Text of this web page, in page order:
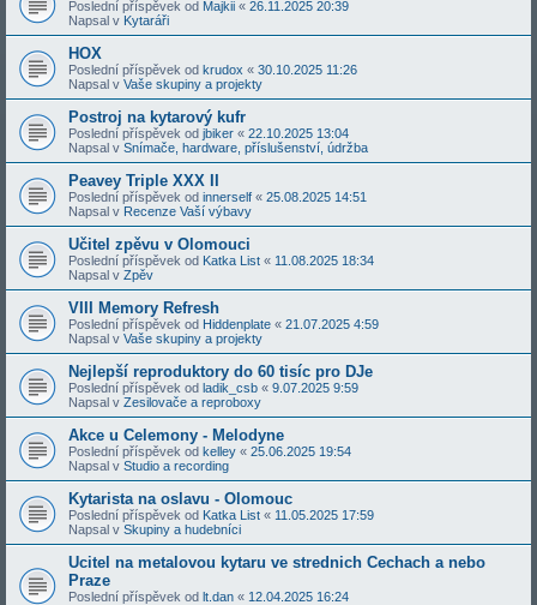
Poslední příspěvek od Majkii « 26.11.2025 20:39
Napsal v Kytaráři
HOX
Poslední příspěvek od krudox « 30.10.2025 11:26
Napsal v Vaše skupiny a projekty
Postroj na kytarový kufr
Poslední příspěvek od jbiker « 22.10.2025 13:04
Napsal v Snímače, hardware, příslušenství, údržba
Peavey Triple XXX II
Poslední příspěvek od innerself « 25.08.2025 14:51
Napsal v Recenze Vaší výbavy
Učitel zpěvu v Olomouci
Poslední příspěvek od Katka List « 11.08.2025 18:34
Napsal v Zpěv
VIII Memory Refresh
Poslední příspěvek od Hiddenplate « 21.07.2025 4:59
Napsal v Vaše skupiny a projekty
Nejlepší reproduktory do 60 tisíc pro DJe
Poslední příspěvek od ladik_csb « 9.07.2025 9:59
Napsal v Zesilovače a reproboxy
Akce u Celemony - Melodyne
Poslední příspěvek od kelley « 25.06.2025 19:54
Napsal v Studio a recording
Kytarista na oslavu - Olomouc
Poslední příspěvek od Katka List « 11.05.2025 17:59
Napsal v Skupiny a hudebníci
Ucitel na metalovou kytaru ve strednich Cechach a nebo
Praze
Poslední příspěvek od lt.dan « 12.04.2025 16:24